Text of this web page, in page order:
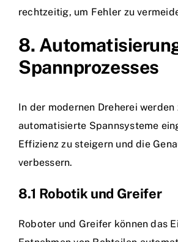
rechtzeitig, um Fehler zu
8.
Spannprozesses
In der modernen Dreherei werden
automatisierte Spannsysteme
Effizienz zu steigern und die
verbessern.
8.1 Robotik und Greifer
Roboter und Greifer können das